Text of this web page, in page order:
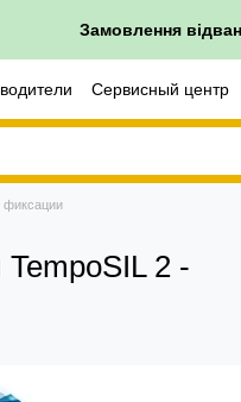
Замовлення
Сервисный центр
фиксации
2 -